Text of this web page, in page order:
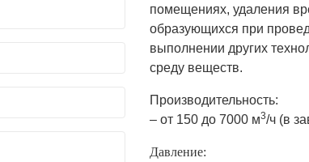
помещениях, удаления
образующихся при
выполнении других
среду веществ.
Производительность:
– от 150 до 7000 м3/ч (в
Давление: